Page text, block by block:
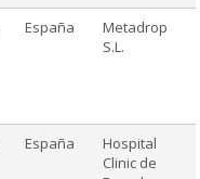
España
Metadrop
S.L.
España
Hospital
Clinic de